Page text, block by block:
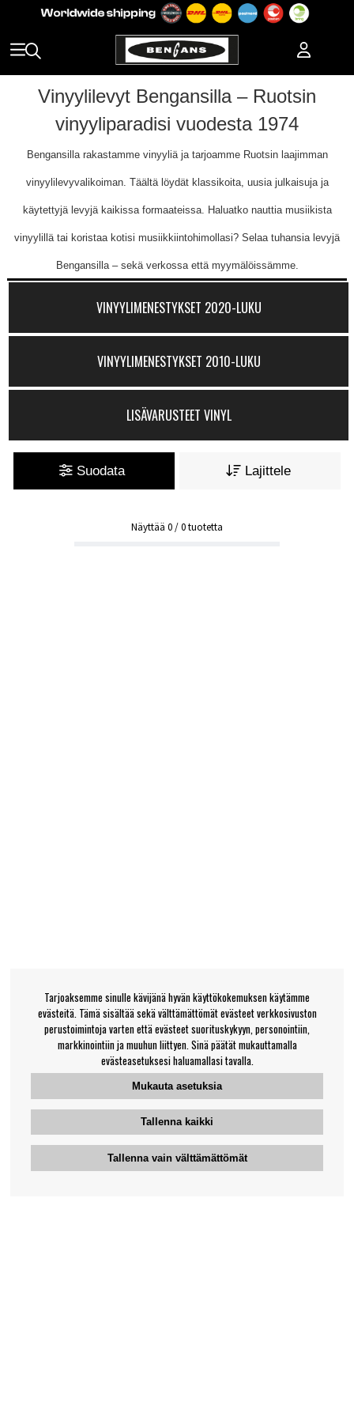
Vinyylilevyt Bengansilla – Ruotsin
vinyyliparadisi vuodesta 1974
Bengansilla rakastamme vinyyliä ja tarjoamme Ruotsin laajimman
vinyylilevyvalikoiman. Täältä löydät klassikoita, uusia julkaisuja ja
käytettyjä levyjä kaikissa formaateissa. Haluatko nauttia musiikista
vinyylillä tai koristaa kotisi musiikkiintohimollasi? Selaa tuhansia levyjä
Bengansilla – sekä verkossa että myymälöissämme.
VINYYLIMENESTYKSET 2020-LUKU
VINYYLIMENESTYKSET 2010-LUKU
LISÄVARUSTEET VINYL
Suodata Lajittele
Näyttää 0/0tuotetta
Tarjoaksemme sinulle kävijänä hyvän käyttökokemuksen käytämme
evästeitä. Tämä sisältää sekä välttämättömät evästeet verkkosivuston
perustoimintoja varten että evästeet suorituskykyyn, personointiin,
markkinointiin ja muuhun liittyen. Sinä päätät mukauttamalla
evästeasetuksesi haluamallasi tavalla.
Mukauta asetuksia
Tallenna kaikki
Tallenna vain välttämättömät